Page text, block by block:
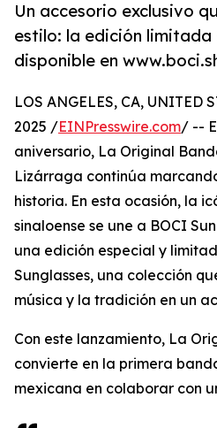
Un accesorio exclusivo
estilo: la edición limitada
disponible en
LOS ANGELES, CA, UNITED
2025 /EINPresswire.com/ --
aniversario, La Original
Lizárraga continúa
historia. En esta ocasión, la
sinaloense se une a BOCI
una edición especial y
Sunglasses, una colección
música y la tradición en un
Con este lanzamiento, La
convierte en la primera
mexicana en colaborar con